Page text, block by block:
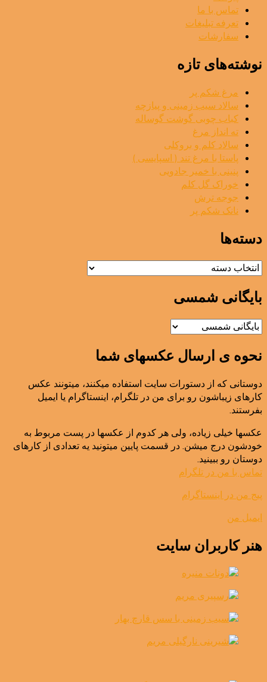
تماس با ما
تعرفه تبلیغات
سفارشات
نوشته‌های تازه
مرغ شکم پر
سالاد سیب زمینی و پیازچه
کباب چوبی گوشت گوساله
ته انداز مرغ
سالاد کلم و بروکلی
پاستا با مرغ تند ( اسپایسی )
پنینی با خمیر جادویی
خوراک گل کلم
جوجه ترش
نانک شکم پر
دسته‌ها
دسته‌ها
بایگانی شمسی
نحوه ی ارسال عکسهای شما
دوستانی که از دستورات سایت استفاده میکنند، میتونند عکس
کارهای زیباشون رو برای من در تلگرام، اینستاگرام یا ایمیل
بفرستند.
عکسها خیلی زیاده، ولی هر کدوم از عکسها در پست مربوط به
خودشون درج میشن. در قسمت پایین میتونید یه تعدادی از کارهای
دوستان رو ببینید.
تماس با من در تلگرام
پیج من در اینستاگرام
ایمیل من
هنر کاربران سایت